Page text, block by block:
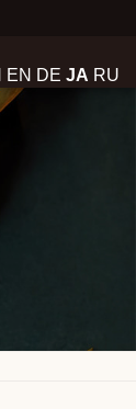
EN DE JA RU